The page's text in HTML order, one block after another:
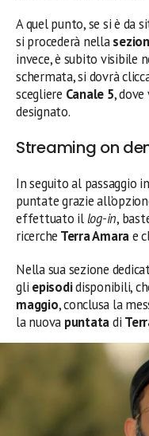
A quel punto, se si è da
si procederà nella
invece, è subito visibile
schermata, si dovrà
scegliere Canale 5,
designato.
Streaming on
In seguito al passaggio
puntate grazie
effettuato illog-in,
ricerche Terra Amarae
Nella sua sezione
gli episodidisponibili,
maggio, conclusa la
la nuova puntatadi